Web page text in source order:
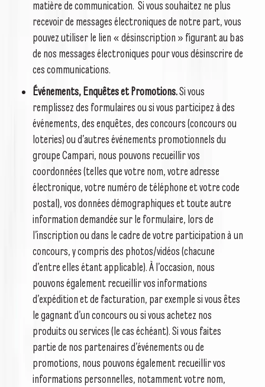
matière de communication. Si vous souhaitez ne plus
recevoir de messages électroniques de notre part, vous
pouvez utiliser le lien « désinscription » figurant au bas
de nos messages électroniques pour vous désinscrire de
ces communications.
Événements, Enquêtes et Promotions.Si vous
remplissez des formulaires ou si vous participez à des
événements, des enquêtes, des concours (concours ou
loteries) ou d’autres événements promotionnels du
groupe Campari, nous pouvons recueillir vos
coordonnées (telles que votre nom, votre adresse
électronique, votre numéro de téléphone et votre code
postal), vos données démographiques et toute autre
information demandée sur le formulaire, lors de
l’inscription ou dans le cadre de votre participation à un
concours, y compris des photos/vidéos (chacune
d’entre elles étant applicable). À l’occasion, nous
pouvons également recueillir vos informations
d’expédition et de facturation, par exemple si vous êtes
le gagnant d’un concours ou si vous achetez nos
produits ou services (le cas échéant). Si vous faites
partie de nos partenaires d’événements ou de
promotions, nous pouvons également recueillir vos
informations personnelles, notamment votre nom,